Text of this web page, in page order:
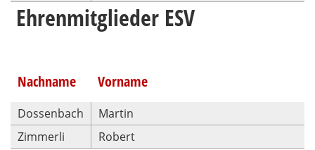
Ehrenmitglieder ESV
Nachname Vorname
Dossenbach
Martin
Zimmerli
Robert